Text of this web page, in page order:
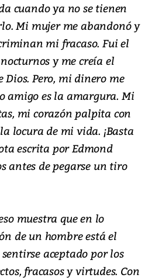
cuando ya no se tienen
Mi mujer me abandonó y
mi fracaso. Fui el
y me creía el
Dios. Pero, mi dinero me
amigo es la amargura. Mi
mi corazón palpita con
locura de mi vida. ¡Basta
escrita por Edmond
antes de pegarse un tiro
muestra que en lo
de un hombre está el
sentirse aceptado por los
fracasos y virtudes. Con